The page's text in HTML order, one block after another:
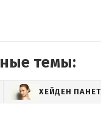
темы:
ХЕЙДЕН